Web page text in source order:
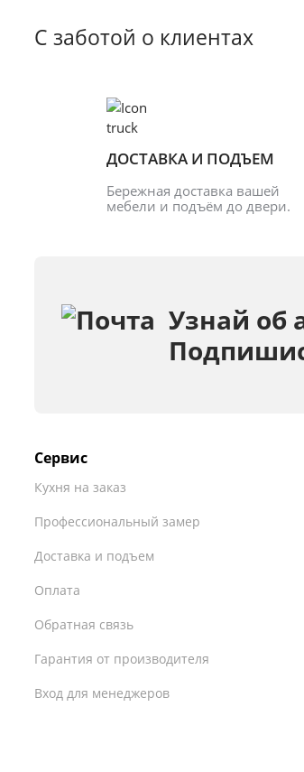
С заботой о клиентах
ДОСТАВКА И ПОДЪЕМ
Бережная доставка вашей
мебели и подъём до двери.
Узнай об
Сервис
Кухня на заказ
Профессиональный замер
Доставка и подъем
Оплата
Обратная связь
Гарантия от производителя
Вход для менеджеров